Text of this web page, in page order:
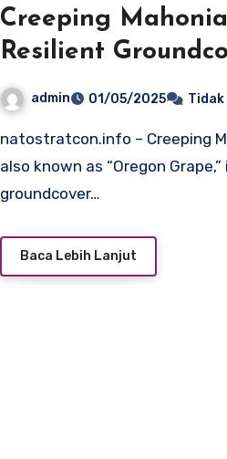
Creeping
Resilient
admin 01/05/2025
natostratcon.info – Creeping Mahonia (Mahonia repens),
also known as “Oregon
groundcover…
Baca Lebih Lanjut